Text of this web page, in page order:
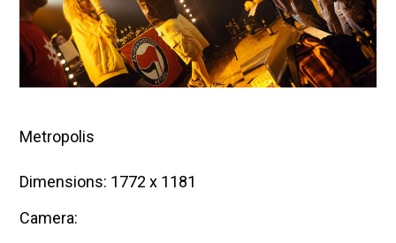
Metropolis
Dimensions: 1772 x 1181
Camera: